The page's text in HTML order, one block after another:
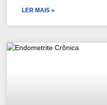
LER MAIS »